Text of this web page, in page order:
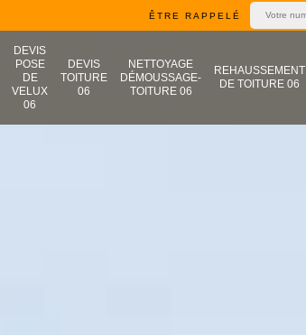
ÊTRE RAPPELÉ
DEVIS
POSE
DE
VELUX
06
DEVIS
TOITURE
06
NETTOYAGE
DÉMOUSSAGE-
TOITURE 06
REHAUSSEMENT
DE TOITURE 06